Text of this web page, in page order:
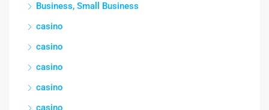
Business, Small Business
casino
casino
casino
casino
casino